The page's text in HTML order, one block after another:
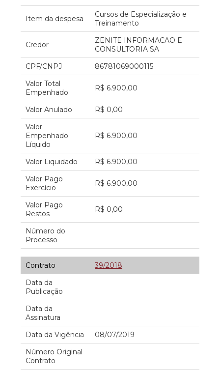
Item da despesa
Cursos de Especialização e
Treinamento
Credor
ZENITE INFORMACAO E
CONSULTORIA SA
CPF/CNPJ
86781069000115
Valor Total
Empenhado
R$ 6.900,00
Valor Anulado
R$ 0,00
Valor
Empenhado
Líquido
R$ 6.900,00
Valor Liquidado
R$ 6.900,00
Valor Pago
Exercício
R$ 6.900,00
Valor Pago
Restos
R$ 0,00
Número do
Processo
Contrato
39/2018
Data da
Publicação
Data da
Assinatura
Data da Vigência
08/07/2019
Número Original
Contrato